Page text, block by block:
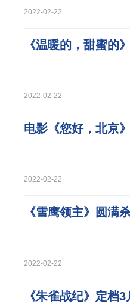
2022-02-22
《温暖的，甜蜜的
2022-02-22
电影《您好，北京
2022-02-22
《雪鹰领主》圆满
2022-02-22
《朱雀战纪》定档3